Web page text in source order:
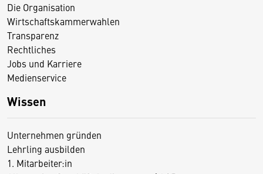
Die Organisation
Wirtschaftskammerwahlen
Transparenz
Rechtliches
Jobs und Karriere
Medienservice
Wissen
Unternehmen gründen
Lehrling ausbilden
1. Mitarbeiter:in